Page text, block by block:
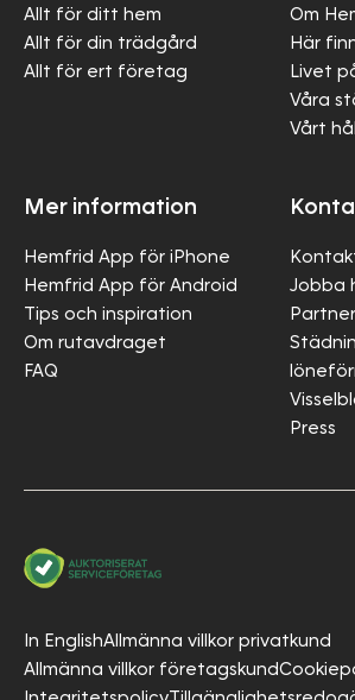
Allt för ditt hem
Allt för din trädgård
Allt för ert företag
Om
Här
Livet
Våra
Vårt
Mer information
Hemfrid App för iPhone
Hemfrid App för Android
Tips och inspiration
Om rutavdraget
FAQ
Jobba
Press
In EnglishAllmänna villkor privatkund
Allmänna villkor företagskund